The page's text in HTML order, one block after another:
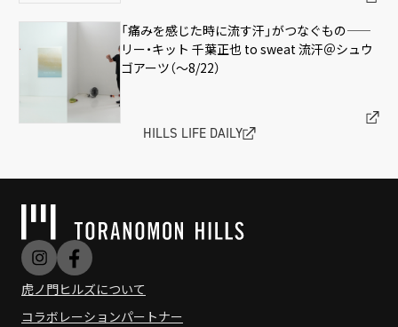
「痛みを感じた時に流す汗」がつなぐもの——
リー・キット 千葉正也 to sweat 流汗＠シュウ
ゴアーツ（〜8/22）
HILLS LIFE DAILY
虎ノ門ヒルズについて
コラボレーションパートナー